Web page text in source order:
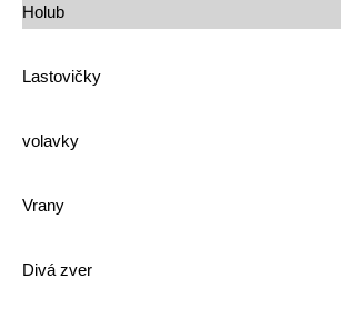
Holub
Lastovičky
volavky
Vrany
Divá zver